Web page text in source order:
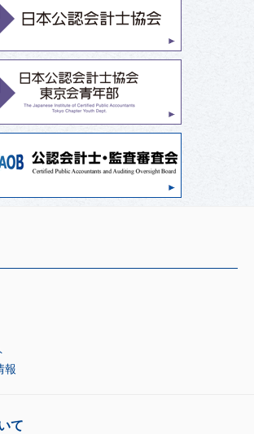
報
て